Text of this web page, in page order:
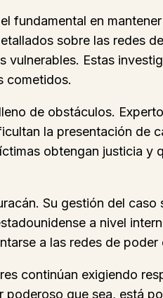
fundamental en
sobre las redes
Estas
cometidos.
de obstáculos.
la presentación de
obtengan justicia y
Su gestión del
a nivel
a las redes de
continúan exigiendo
que sea, está